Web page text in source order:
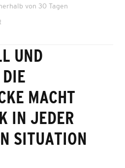
von 30 Tagen
UND
MACHT
IN JEDER
SITUATION